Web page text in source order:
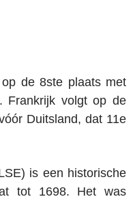
de 8ste plaats met
Frankrijk volgt op de
Duitsland, dat 11e
is een historische
tot 1698. Het was